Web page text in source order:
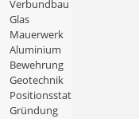
Verbundbau
Glas
Mauerwerk
Aluminium
Bewehrung
Geotechnik
Positionsstatik
Gründung